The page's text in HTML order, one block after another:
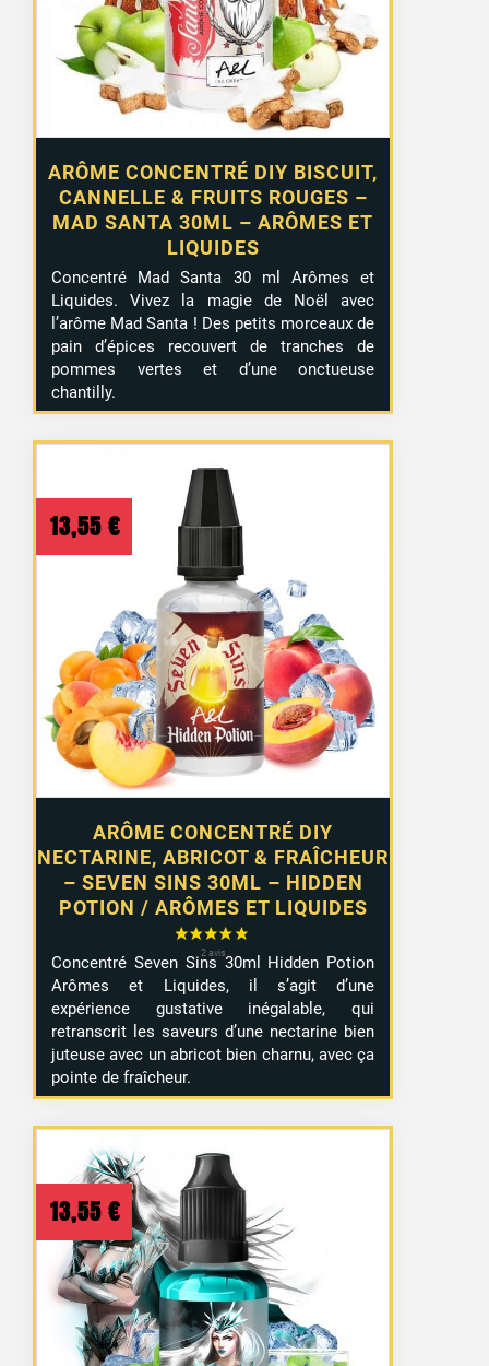
ARÔME CONCENTRÉ DIY BISCUIT,
CANNELLE & FRUITS ROUGES –
MAD SANTA 30ML – ARÔMES ET
LIQUIDES
Concentré Mad Santa 30 ml Arômes et
Liquides. Vivez la magie de Noël avec
l’arôme Mad Santa ! Des petits morceaux de
pain d’épices recouvert de tranches de
pommes vertes et d’une onctueuse
chantilly.
ARÔME CONCENTRÉ DIY
NECTARINE, ABRICOT & FRAÎCHEUR
– SEVEN SINS 30ML – HIDDEN
POTION / ARÔMES ET LIQUIDES
13,55 €
Concentré Seven Sins 30ml Hidden Potion
Arômes et Liquides, il s’agit d’une
expérience gustative inégalable, qui
retranscrit les saveurs d’une nectarine bien
juteuse avec un abricot bien charnu, avec ça
pointe de fraîcheur.
13,55 €